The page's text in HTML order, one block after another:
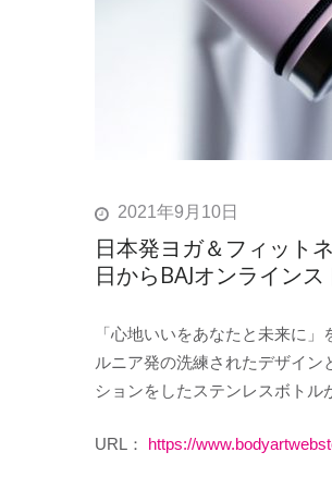
2021年9月10日
日本発ヨガ＆フィット
日からBAJオンライン
「心地いいをあなたと未来に
ルニア発の洗練されたデザイ
ションをしたステンレスボトル
URL： https://